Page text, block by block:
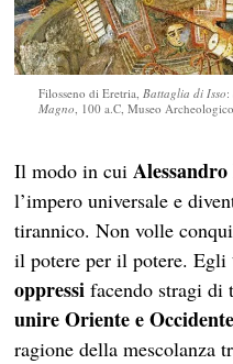
Filosseno di Eretria, Battaglia di Isso:
Magno, 100 a.C, Museo
Il modo in cui
l’impero universale e
tirannico. Non volle
il potere per il potere. Egli
oppressi facendo stragi
unire Oriente e Occidente
ragione della mescolanza